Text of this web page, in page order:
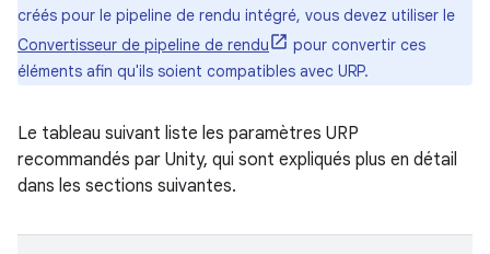
créés pour le pipeline de rendu intégré, vous devez utiliser le
Convertisseur de pipeline de rendu
pour convertir ces
éléments afin qu'ils soient compatibles avec URP.
Le tableau suivant liste les paramètres URP
recommandés par Unity, qui sont expliqués plus en détail
dans les sections suivantes.